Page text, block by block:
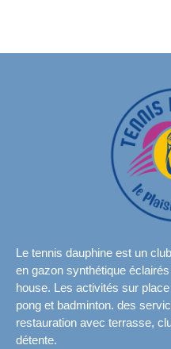
Le tennis dauphine est un
en gazon synthétique
house. Les activités sur
pong et badminton. des
restauration avec terrasse,
détente.